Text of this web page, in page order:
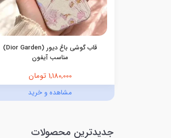
قاب گوشی باغ دیور (Dior Garden)
مناسب آیفون
1,180,000 تومان
مشاهده و خرید
جدیدترین محصولات